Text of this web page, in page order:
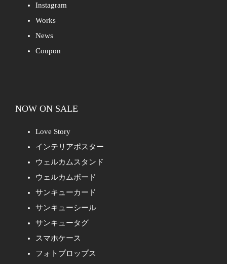
Instagram
Works
News
Coupon
NOW ON SALE
Love Story
インテリアポスター
ウェルカムスタンド
ウェルカムボード
サンキューカード
サンキューシール
サンキュータグ
スマホケース
フォトプロップス